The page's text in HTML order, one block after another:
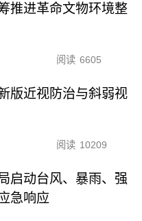
推进革命文物环境整
阅读 6605
版近视防治与斜弱视
阅读 10209
启动台风、暴雨、强
急响应